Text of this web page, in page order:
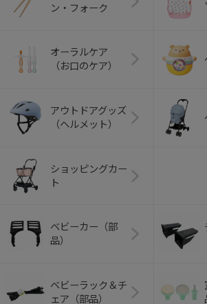
ン・フォーク
オーラルケア
（お口のケア）
アウトドアグッズ
（ヘルメット）
ショッピングカー
ト
ベビーカー（部
品）
ベビーラック＆チ
ェア（部品）